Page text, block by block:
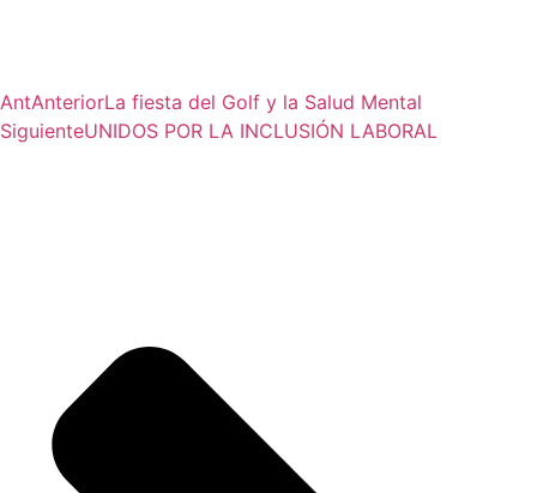
AntAnteriorLa fiesta del Golf y la Salud Mental
SiguienteUNIDOS POR LA INCLUSIÓN LABORAL